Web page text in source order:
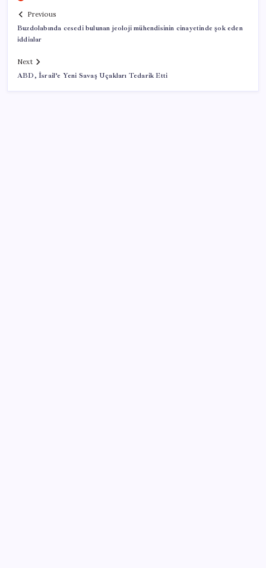
Previous
Buzdolabında cesedi bulunan jeoloji mühendisinin cinayetinde şok eden
iddialar
Next
ABD, İsrail’e Yeni Savaş Uçakları Tedarik Etti